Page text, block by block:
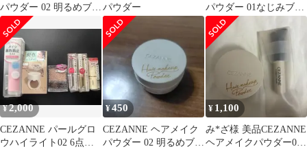
パウダー 02 明るめブラ
ウン
パウダー
パウダー 01なじみブラ
ウン シェーディング
¥2,000
CEZANNE パールグロ
ウハイライト02 6点セ
¥450
CEZANNE ヘアメイク
パウダー 02 明るめブラ
¥ 1,100
み*ざ様 美品CEZANNE
ヘアメイクパウダー02